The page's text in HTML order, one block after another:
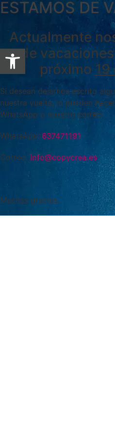
ESTAMOS DE
Actualmente
de
próximo
Si desean dejarnos escrito
nuestra vuelta, lo pueden
WhatsApp o nuestro correo:
WhatsApp: 637471191
Correo: info@copycrea.es
Muchas gracias.
Abrir barra de herramientas